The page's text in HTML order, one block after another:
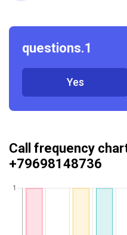
questions.1
Yes
Call frequency
+79698148736